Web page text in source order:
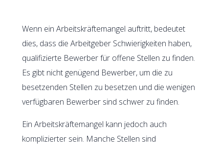
Wenn ein Arbeitskräftemangel auftritt, bedeutet
dies, dass die Arbeitgeber Schwierigkeiten haben,
qualifizierte Bewerber für offene Stellen zu finden.
Es gibt nicht genügend Bewerber, um die zu
besetzenden Stellen zu besetzen und die wenigen
verfügbaren Bewerber sind schwer zu finden.
Ein Arbeitskräftemangel kann jedoch auch
komplizierter sein. Manche Stellen sind